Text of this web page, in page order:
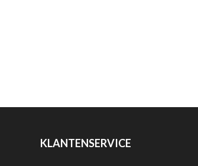
KLANTENSERVICE